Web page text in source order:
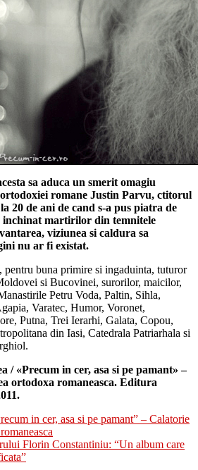
sa aduca un smerit omagiu
romane Justin Parvu, ctitorul
20 de ani de cand s-a pus piatra de
inchinat martirilor din temnitele
viziunea si caldura sa
nu ar fi existat.
pentru buna primire si ingaduinta, tuturor
si Bucovinei, surorilor, maicilor,
Petru Voda, Paltin, Sihla,
Varatec, Humor, Voronet,
Putna, Trei Ierarhi, Galata, Copou,
din Iasi, Catedrala Patriarhala si
/ «Precum in cer, asa si pe pamant» –
ortodoxa romaneasca. Editura
in cer, asa si pe pamant” – Calatorie
Florin Constantiniu: “Un album care